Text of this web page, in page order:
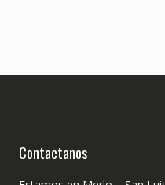
Contactanos